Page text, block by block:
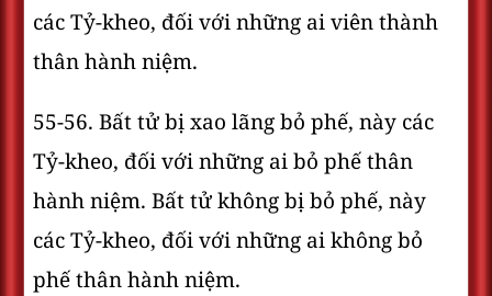
các Tỷ-kheo, đối với những ai viên thành
thân hành niệm.
55-56. Bất tử bị xao lãng bỏ phế, này các
Tỷ-kheo, đối với những ai bỏ phế thân
hành niệm. Bất tử không bị bỏ phế, này
các Tỷ-kheo, đối với những ai không bỏ
phế thân hành niệm.